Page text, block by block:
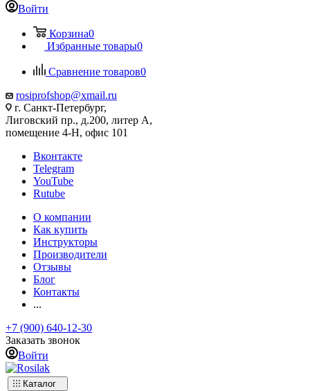
Войти
Корзина0
Избранные товары0
Сравнение товаров0
rosiprofshop@xmail.ru
г. Санкт-Петербург,
Лиговский пр., д.200, литер А,
помещение 4-Н, офис 101
Вконтакте
Telegram
YouTube
Rutube
О компании
Как купить
Инструкторы
Производители
Отзывы
Блог
Контакты
...
+7 (900) 640-12-30
Заказать звонок
Войти
Каталог